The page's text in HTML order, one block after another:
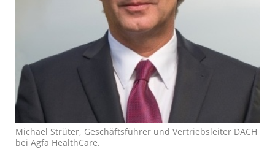
Michael Strüter, Geschäftsführer und Vertriebsleiter DACH
bei Agfa HealthCare.